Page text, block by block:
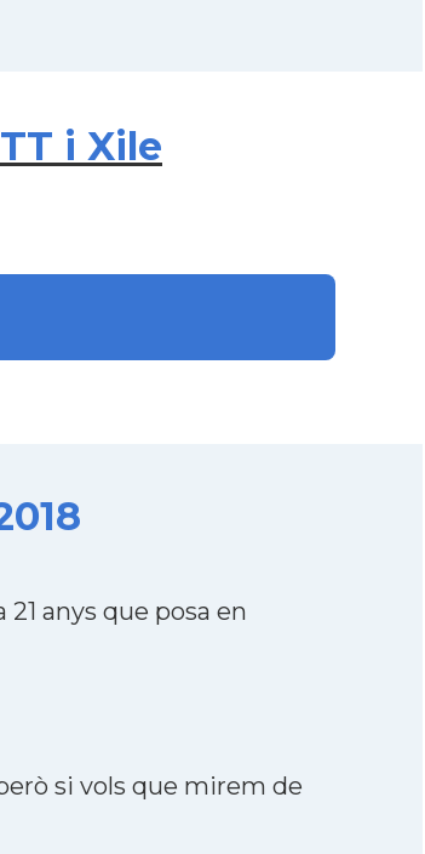
i Xile
anys que posa en
si vols que mirem de